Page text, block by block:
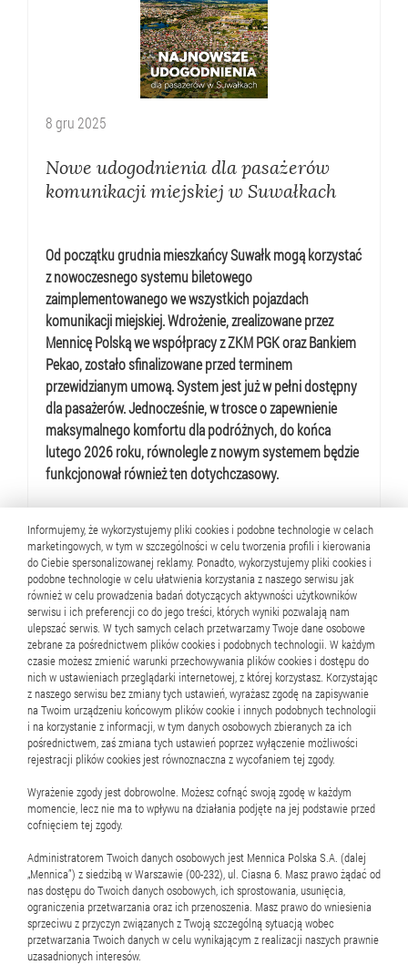
Informujemy, że wykorzystujemy pliki cookies i podobne technologie w celach
marketingowych, w tym w szczególności w celu tworzenia profili i kierowania
do Ciebie spersonalizowanej reklamy. Ponadto, wykorzystujemy pliki cookies i
podobne technologie w celu ułatwienia korzystania z naszego serwisu jak
również w celu prowadzenia badań dotyczących aktywności użytkowników
serwisu i ich preferencji co do jego treści, których wyniki pozwalają nam
ulepszać serwis. W tych samych celach przetwarzamy Twoje dane osobowe
zebrane za pośrednictwem plików cookies i podobnych technologii. W każdym
czasie możesz zmienić warunki przechowywania plików cookies i dostępu do
nich w ustawieniach przeglądarki internetowej, z której korzystasz. Korzystając
z naszego serwisu bez zmiany tych ustawień, wyrażasz zgodę na zapisywanie
na Twoim urządzeniu końcowym plików cookie i innych podobnych technologii
i na korzystanie z informacji, w tym danych osobowych zbieranych za ich
pośrednictwem, zaś zmiana tych ustawień poprzez wyłączenie możliwości
rejestracji plików cookies jest równoznaczna z wycofaniem tej zgody.
Wyrażenie zgody jest dobrowolne. Możesz cofnąć swoją zgodę w każdym
momencie, lecz nie ma to wpływu na działania podjęte na jej podstawie przed
cofnięciem tej zgody.
Administratorem Twoich danych osobowych jest Mennica Polska S.A. (dalej
„Mennica”) z siedzibą w Warszawie (00-232), ul. Ciasna 6. Masz prawo żądać od
nas dostępu do Twoich danych osobowych, ich sprostowania, usunięcia,
ograniczenia przetwarzania oraz ich przenoszenia. Masz prawo do wniesienia
sprzeciwu z przyczyn związanych z Twoją szczególną sytuacją wobec
przetwarzania Twoich danych w celu wynikającym z realizacji naszych prawnie
uzasadnionych interesów.
8gru 2025
Nowe udogodnienia dla pasażerów
komunikacji miejskiej w Suwałkach
Od początku grudnia mieszkańcy Suwałk mogą korzystać
z nowoczesnego systemu biletowego
zaimplementowanego we wszystkich pojazdach
komunikacji miejskiej. Wdrożenie, zrealizowane przez
Mennicę Polską we współpracy z ZKM PGK oraz Bankiem
Pekao, zostało sfinalizowane przed terminem
przewidzianym umową. System jest już w pełni dostępny
dla pasażerów. Jednocześnie, w trosce o zapewnienie
maksymalnego komfortu dla podróżnych, do końca
lutego 2026 roku, równolegle z nowym systemem będzie
funkcjonował również ten dotychczasowy.
1 2 3 4 5 ..
Kontakt
dla mediów
Izabela_Piasecka@mennica.com.pl
tel.:(48) 784 993 462
Mennica Polska S.A.